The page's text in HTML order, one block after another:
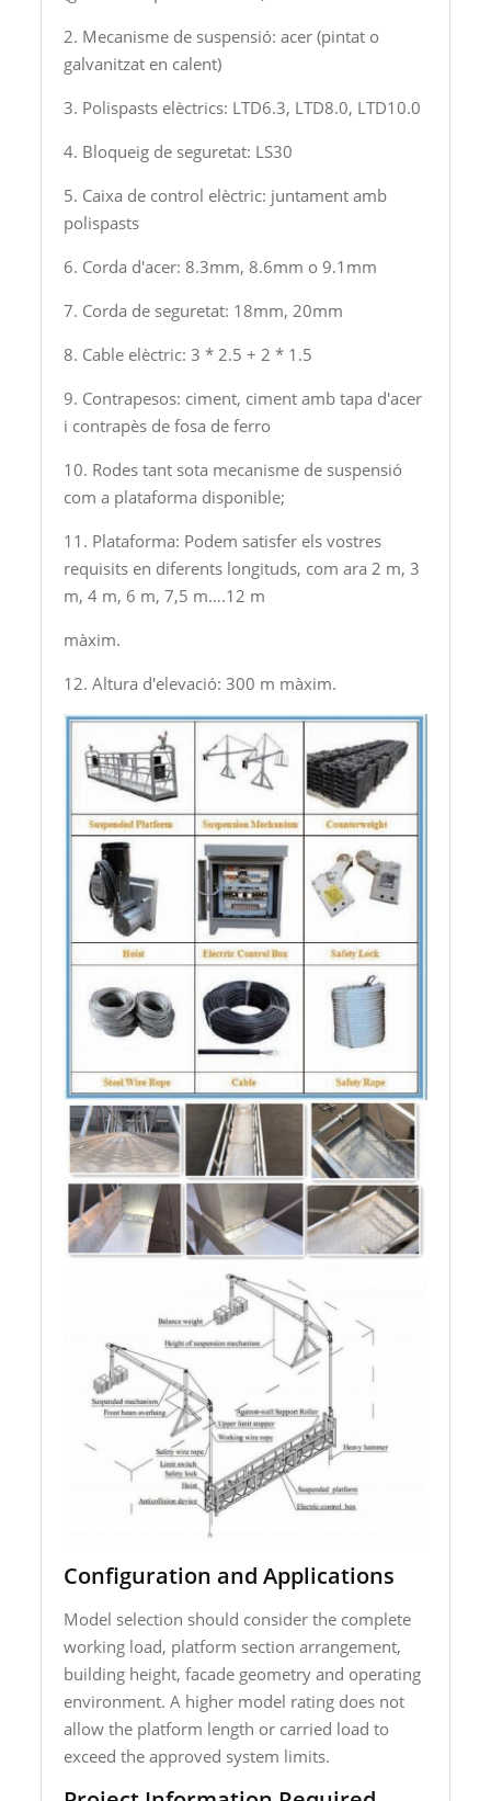
2. Mecanisme de suspensió: acer (pintat o
galvanitzat en calent)
3. Polispasts elèctrics: LTD6.3, LTD8.0, LTD10.0
4. Bloqueig de seguretat: LS30
5. Caixa de control elèctric: juntament amb
polispasts
6. Corda d'acer: 8.3mm, 8.6mm o 9.1mm
7. Corda de seguretat: 18mm, 20mm
8. Cable elèctric: 3 * 2.5 + 2 * 1.5
9. Contrapesos: ciment, ciment amb tapa d'acer
i contrapès de fosa de ferro
10. Rodes tant sota mecanisme de suspensió
com a plataforma disponible;
11. Plataforma: Podem satisfer els vostres
requisits en diferents longituds, com ara 2 m, 3
m, 4 m, 6 m, 7,5 m….12 m
màxim.
12. Altura d'elevació: 300 m màxim.
Configuration and Applications
Model selection should consider the complete
working load, platform section arrangement,
building height, facade geometry and operating
environment. A higher model rating does not
allow the platform length or carried load to
exceed the approved system limits.